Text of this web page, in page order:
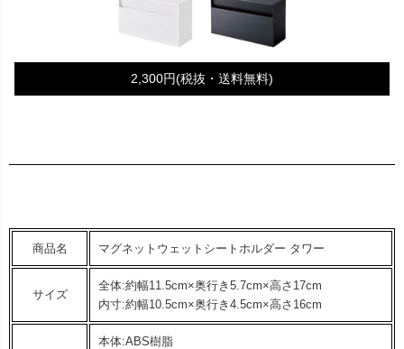
2,300円(税抜・送料無料)
商品名 マグネットウェットシートホルダー タワー
サイズ
全体:約幅11.5cm×奥行き5.7cm×高さ17cm
内寸:約幅10.5cm×奥行き4.5cm×高さ16cm
本体:ABS樹脂